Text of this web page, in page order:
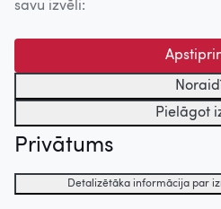
savu izvēli:
Pielāgot
Privātums
Detalizētāka informācija par